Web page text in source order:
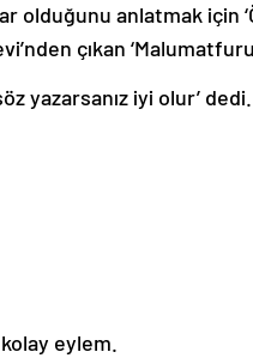
olduğunu anlatmak için
çıkan
yazarsanız iyi olur’ dedi.
eylem.